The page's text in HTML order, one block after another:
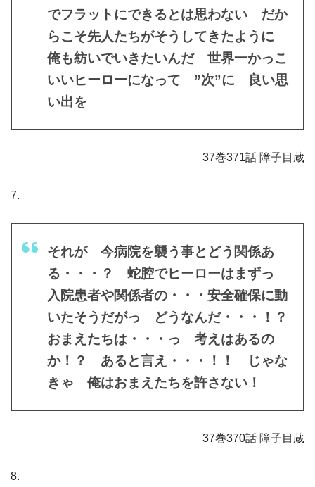
でフラットにできるとは思わない だか
らこそ先人たちがそうしてきたように
俺も紡いでいきたいんだ 世界一かっこ
いいヒーローになって ”次”に 良い思
い出を
37巻371話 障子目蔵
7.
それが 今病院を襲う事とどう関係あ
る・・・？ 蛇腔でヒーローはまずっ
入院患者や関係者の・・・安全確保に動
いたそうだがっ どうなんだ・・・！？
おまえたちは・・・っ 考えはあるの
か！？ あると言え・・・！！ じゃな
きゃ 俺はおまえたちを許さない！
37巻370話 障子目蔵
8.